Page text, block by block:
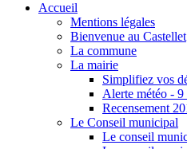
Accueil
Mentions légales
Bienvenue au Castellet
La commune
La mairie
Simplifiez vos
Alerte météo -
Recensement
Le Conseil municipal
Le conseil